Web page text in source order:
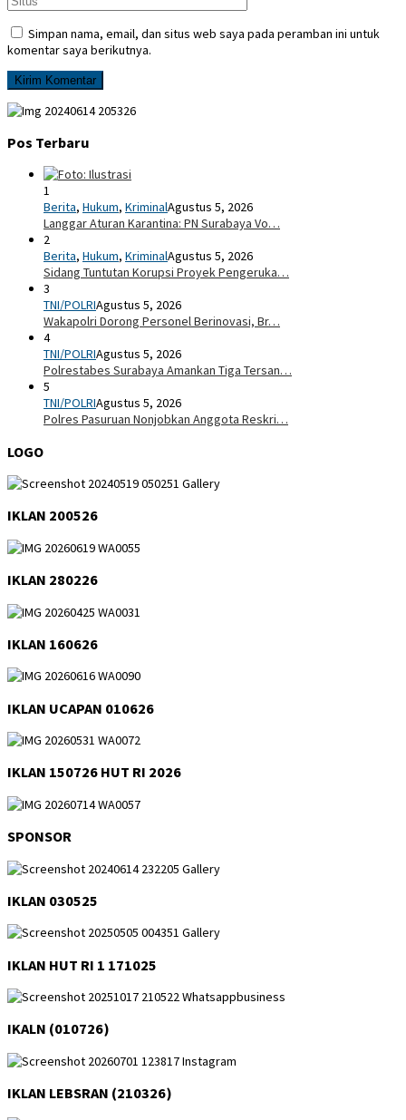
Simpan nama, email, dan situs web saya pada peramban ini untuk
komentar saya berikutnya.
Pos Terbaru
1
Berita, Hukum, KriminalAgustus 5, 2026
Langgar Aturan Karantina: PN Surabaya Vo…
2
Berita, Hukum, KriminalAgustus 5, 2026
Sidang Tuntutan Korupsi Proyek Pengeruka…
3
TNI/POLRIAgustus 5, 2026
Wakapolri Dorong Personel Berinovasi, Br…
4
TNI/POLRIAgustus 5, 2026
Polrestabes Surabaya Amankan Tiga Tersan…
5
TNI/POLRIAgustus 5, 2026
Polres Pasuruan Nonjobkan Anggota Reskri…
LOGO
IKLAN 200526
IKLAN 280226
IKLAN 160626
IKLAN UCAPAN 010626
IKLAN 150726 HUT RI 2026
SPONSOR
IKLAN 030525
IKLAN HUT RI 1 171025
IKALN (010726)
IKLAN LEBSRAN (210326)